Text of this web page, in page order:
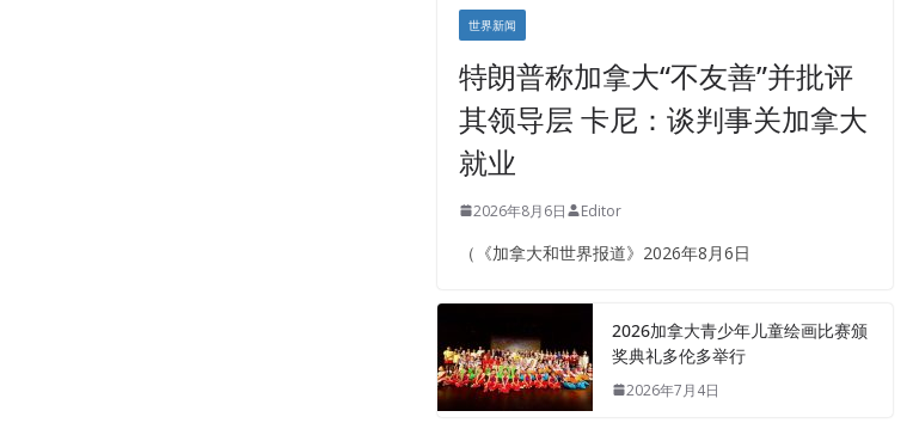
世界新闻
特朗普称加拿大“不友善”并批评
其领导层 卡尼：谈判事关加拿大
就业
2026年8月6日 Editor
（《加拿大和世界报道》2026年8月6日
2026加拿大青少年儿童绘画比赛颁
奖典礼多伦多举行
2026年7月4日